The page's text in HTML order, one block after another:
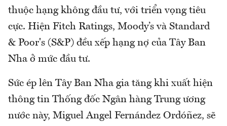
thuộc hạng không đầu tư, với triển vọng tiêu
cực. Hiện Fitch Ratings, Moody’s và Standard
& Poor's (S&P) đều xếp hạng nợ của Tây Ban
Nha ở mức đầu tư.
Sức ép lên Tây Ban Nha gia tăng khi xuất hiện
thông tin Thống đốc Ngân hàng Trung ương
nước này, Miguel Angel Fernández Ordóñez, sẽ